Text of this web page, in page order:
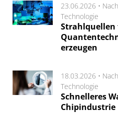
23.06.2026 •
Technologie
Strahlquellen
erzeugen
18.03.2026 •
Technologie
Schnelleres
Chipindustrie